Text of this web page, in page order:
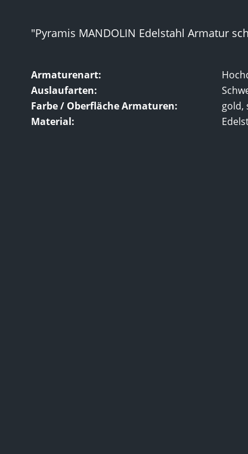
"Pyramis MANDOLIN Edelstahl Armatur
Armaturenart:
Auslaufarten:
Farbe / Oberfläche Armaturen:
gold,
Material: